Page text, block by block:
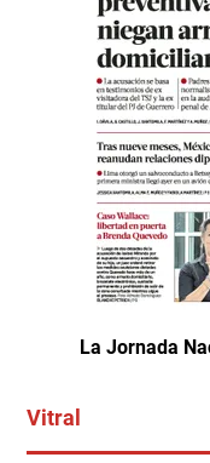
La Jornada
Vitral